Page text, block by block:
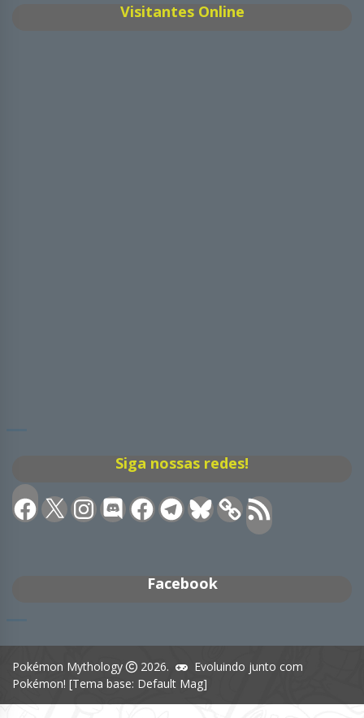
Visitantes Online
Siga nossas redes!
Facebook
X Instagram
DiscordFacebookTelegramBluesky Feed
RSS
Facebook
Pokémon Mythology 2026.
Evoluindo junto com
Pokémon! [Tema base: Default Mag]